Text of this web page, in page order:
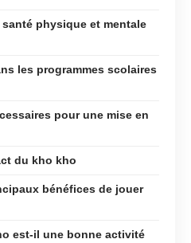
physique et mentale
les programmes scolaires
pour une mise en
du kho kho
bénéfices de jouer
est-il une bonne activité